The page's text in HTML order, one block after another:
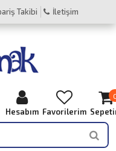
Takibi İletişim
Hesabım Favorilerim